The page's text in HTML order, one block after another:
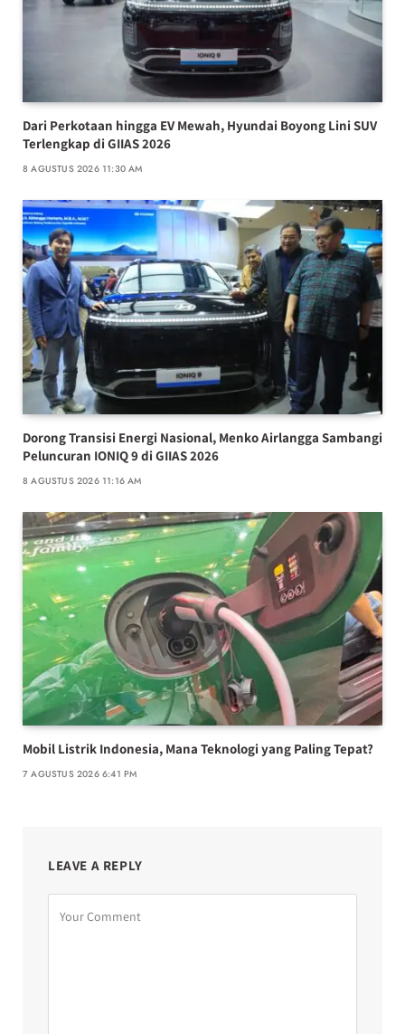
Dari Perkotaan hingga EV Mewah, Hyundai Boyong Lini SUV
Terlengkap di GIIAS 2026
8 AGUSTUS 2026 11:30 AM
Dorong Transisi Energi Nasional, Menko Airlangga Sambangi
Peluncuran IONIQ 9 di GIIAS 2026
8 AGUSTUS 2026 11:16 AM
Mobil Listrik Indonesia, Mana Teknologi yang Paling Tepat?
7 AGUSTUS 2026 6:41 PM
LEAVE A REPLY